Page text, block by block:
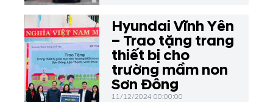
Hyundai Vĩnh Yên
– Trao tặng trang
thiết bị cho
trường mầm non
Sơn Đông
11/12/2024 00:00:00